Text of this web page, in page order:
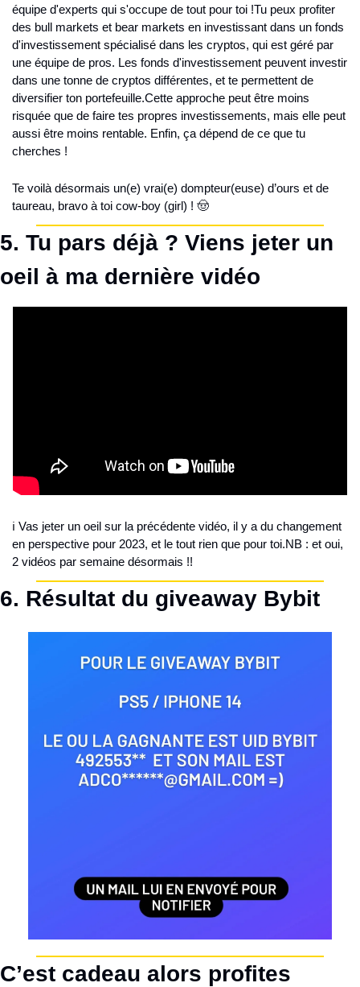
équipe d'experts qui s'occupe de tout pour toi !Tu peux profiter
des bull markets et bear markets en investissant dans un fonds
d'investissement spécialisé dans les cryptos, qui est géré par
une équipe de pros. Les fonds d'investissement peuvent investir
dans une tonne de cryptos différentes, et te permettent de
diversifier ton portefeuille.Cette approche peut être moins
risquée que de faire tes propres investissements, mais elle peut
aussi être moins rentable. Enfin, ça dépend de ce que tu
cherches !
Te voilà désormais un(e) vrai(e) dompteur(euse) d’ours et de
taureau, bravo à toi cow-boy (girl) ! 🤠
5. Tu pars déjà ? Viens jeter un
oeil à ma dernière vidéo
ℹ️ Vas jeter un oeil sur la précédente vidéo, il y a du changement
en perspective pour 2023, et le tout rien que pour toi.NB : et oui,
2 vidéos par semaine désormais !!
6. Résultat du giveaway Bybit
C’est cadeau alors profites